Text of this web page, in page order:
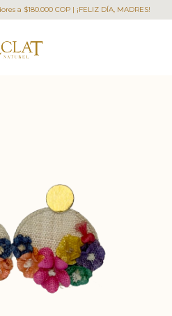
a $180.000 COP | ¡FELIZ DÍA, MADRES!